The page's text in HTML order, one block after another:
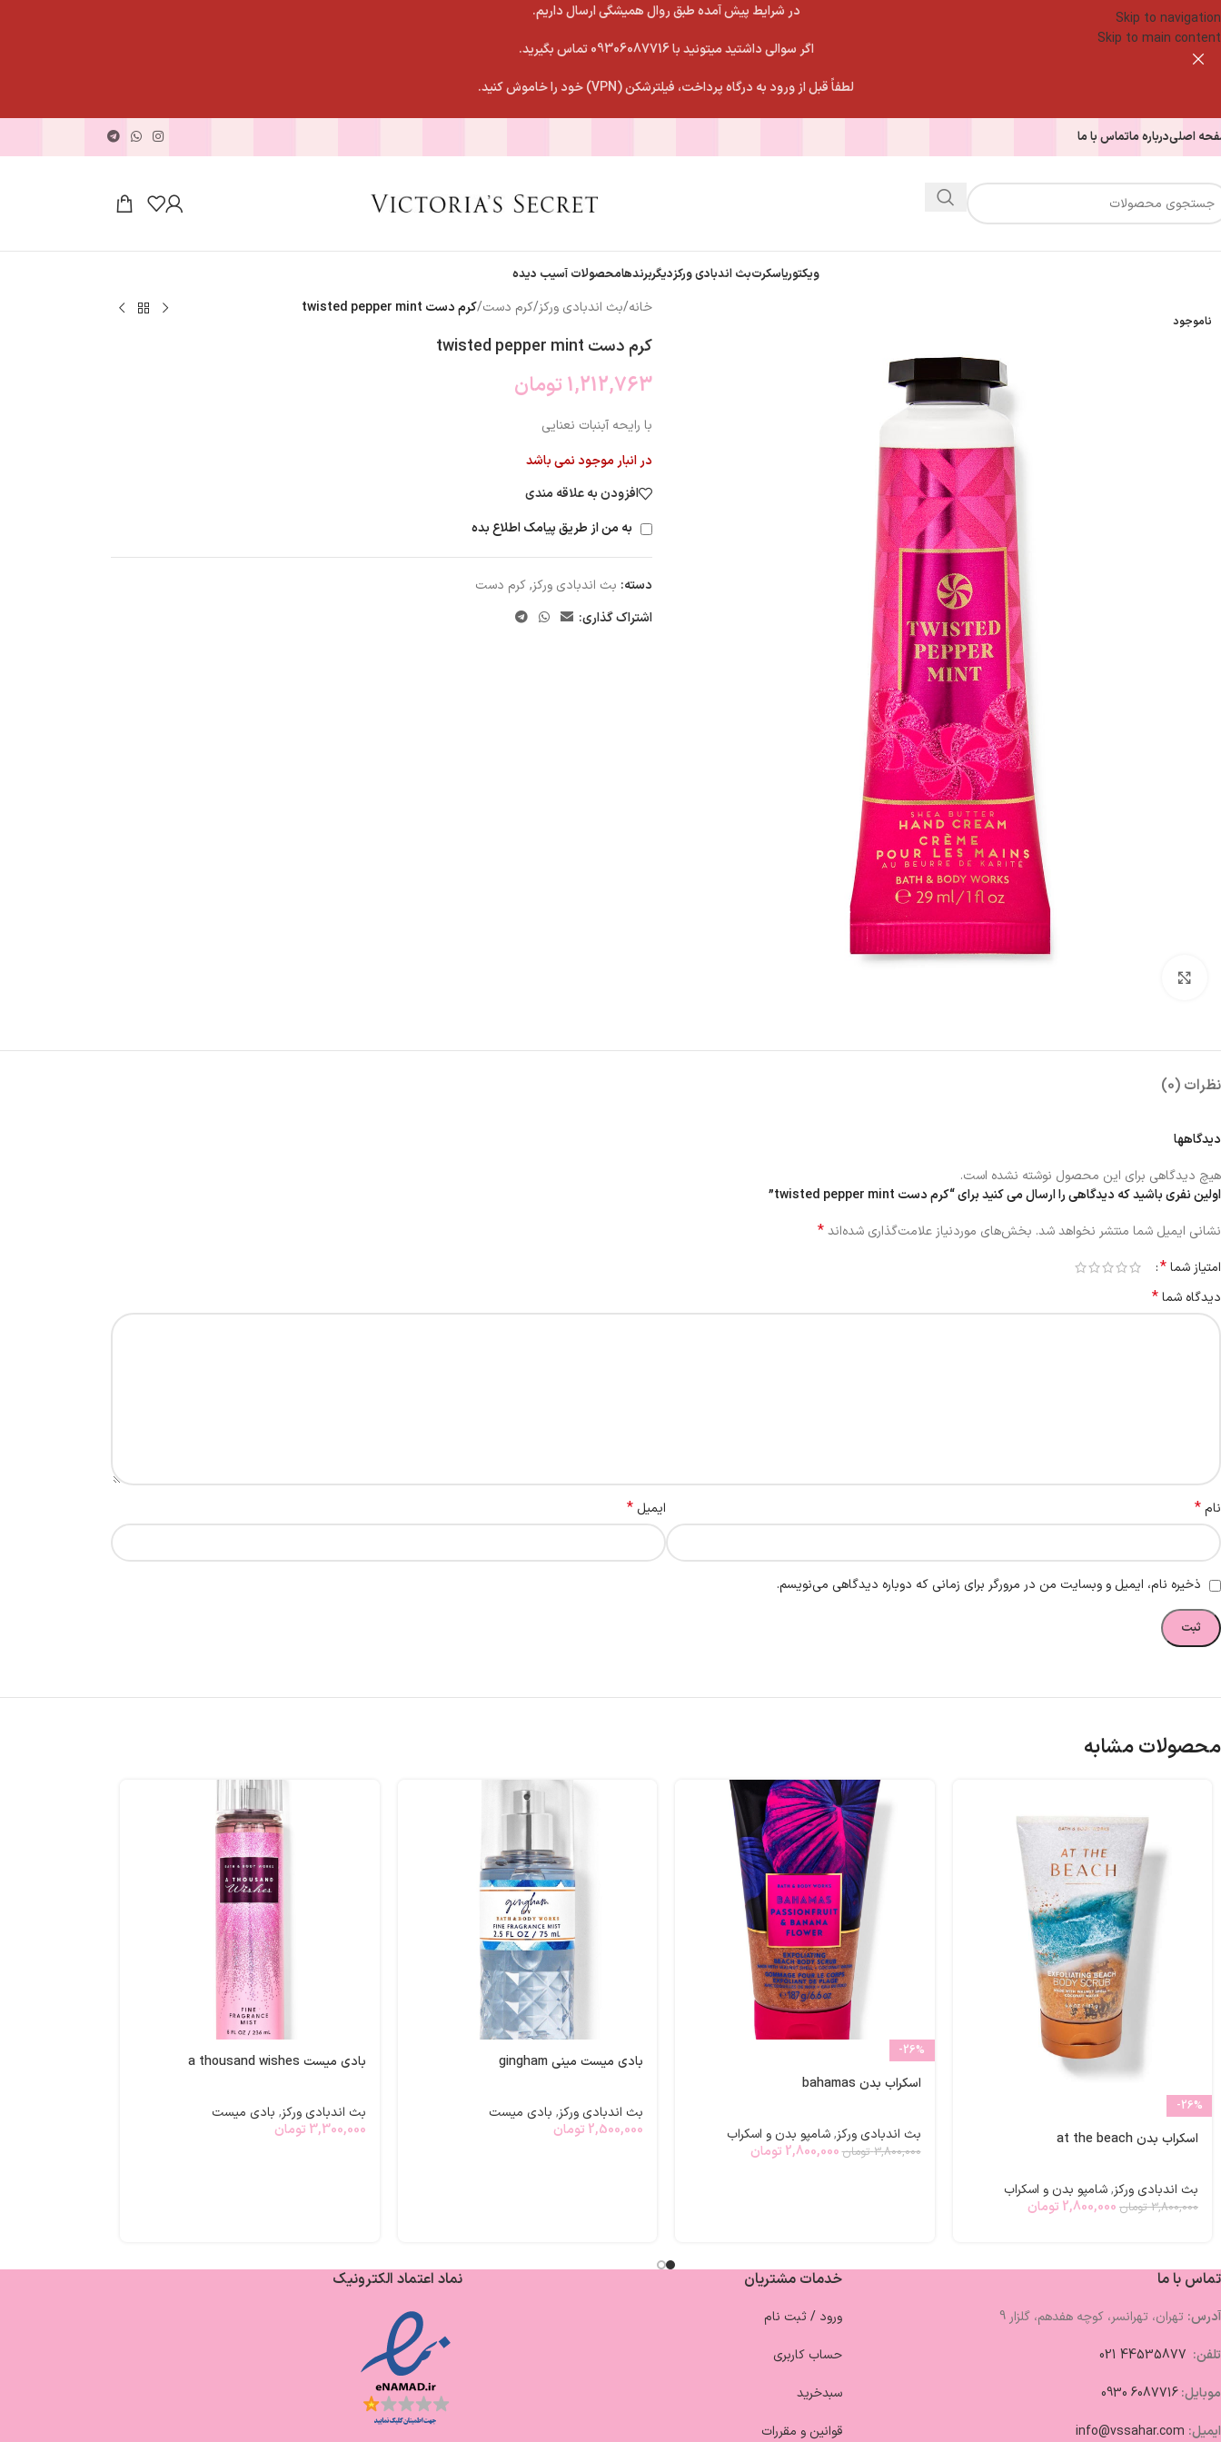
Skip to navigation
Skip to main content
در شرایط پیش آمده طبق روال همیشگی ارسال داریم.
اگر سوالی داشتید میتونید با 09306087716 تماس بگیرید.
لطفاً قبل از ورود به درگاه پرداخت، فیلترشکن (VPN) خود را خاموش کنید.
اصلیدرباره ماتماس با ما
ویکتوریاسکرتبث اندبادی ورکزدیگربرندهامحصولات آسیب دیده
ناموجود
خانه/بث اندبادی ورکز/کرم دست/کرم دست twisted pepper mint
کرم دست twisted pepper mint
1,212,763 تومان
با رایحه آبنبات نعنایی
در انبار موجود نمی باشد
افزودن به علاقه مندی
به من از طریق پیامک اطلاع بده
دسته: بث اندبادی ورکز,کرم دست
اشتراک گذاری:
نظرات (0)
دیدگاهها
هیچ دیدگاهی برای این محصول نوشته نشده است.
اولین نفری باشید که دیدگاهی را ارسال می کنید برای “کرم دست twisted pepper mint”
نشانی ایمیل شما منتشر نخواهد شد. بخش‌های موردنیاز علامت‌گذاری شده‌اند*
امتیاز شما*
دیدگاه شما*
نام* ایمیل *
ذخیره نام، ایمیل و وبسایت من در مرورگر برای زمانی که دوباره دیدگاهی می‌نویسم.
محصولات مشابه
-26%
اسکراب بدن at the beach
بث اندبادی ورکز,شامپو بدن و اسکراب
3,800,000 تومان 2,800,000 تومان
-26%
اسکراب بدن bahamas
بث اندبادی ورکز, شامپو بدن و اسکراب
3,800,000 تومان2,800,000 تومان
بادی میست مینی gingham
بث اندبادی ورکز, بادی میست
2,500,000 تومان
بادی میست a thousand wishes
بث اندبادی ورکز, بادی میست
3,300,000 تومان
تماس با ما
آدرس: تهران، تهرانسر، کوچه هفدهم، گلزار 9
تلفن:
موبایل:6087716 0930
ایمیل: info@vssahar.com
خدمات مشتریان
ورود / ثبت نام
حساب کاربری
سبدخرید
قوانین و مقررات
نماد اعتماد الکترونیک